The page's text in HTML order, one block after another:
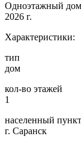
Одноэтажный дом
2026 г.
Характеристики:
тип
дом
кол-во этажей
1
населенный пункт
г. Саранск